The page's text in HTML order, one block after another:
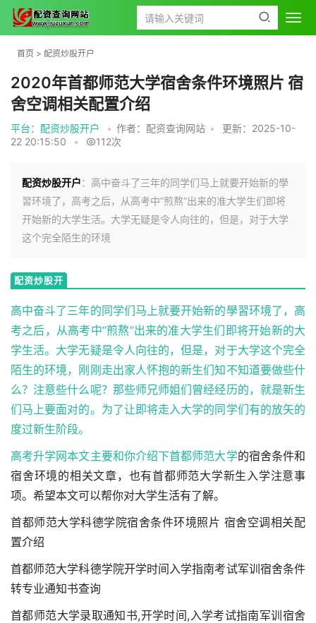
首页 > 配资炒股开户
2020年首都师范大学宿舍条件环境照片 宿
舍空调相关配置介绍
平台：配资炒股开户 • 作者：配资查询网站 •
更新：2025-10-
22 20:15:50
• 112次
配资炒股开户：高中奋斗了三年的同学们马上就要开始新的學
習环境了，高考之后，从高考中“煎熬”出来的准大学生们即将
开始新的大学生活。大学无疑是令人向往的，但是，对于大学
这个完全陌生的环境
配资炒股开
高中奋斗了三年的同学们马上就要开始新的學習环境了，高
考之后，从高考中“煎熬”出来的准大学生们即将开始新的大
学生活。大学无疑是令人向往的，但是，对于大学这个完全
陌生的环境，刚刚走出家人怀抱的新生们知不知道要做些什
么？注意些什么呢？那些师兄师姐们曾经经历的，就是新生
们马上要面对的。为了让即将走入大学的同学们有的放矢的
度过新生阶段。
高考升学网本文主要和你介绍下首都师范大学的宿舍条件和
宿舍环境的相关文章，也有首都师范大学新生入学注意事
项。希望本文可以帮你对大学生活有了解。
首都师范大学科德学院宿舍条件环境照片 宿舍空调相关配
置介绍
首都师范大学科德学院开学时间入学指南考试军训宿舍条件
转专业通知书查询
首都师范大学录取通知书,开学时间,入学考试指南军训宿舍